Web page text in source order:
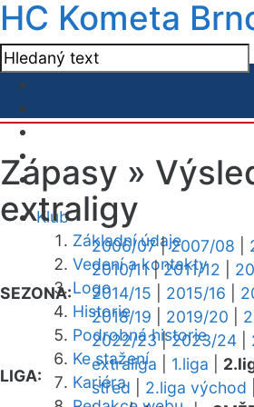
HC Kometa
Klub
Základní údaje
Vedení a kontakty
Logo
Historie
Podrobná historie
Ke stažení
Kariéra
Zápasy »
extraligy
SEZONA:
2006/07|2007/08
2010/11|2011/12
2014/15
2015/16
2018/19
2019/20
2022/23|2023/24
LIGA:
extraliga 1.liga
střed
2.liga východ